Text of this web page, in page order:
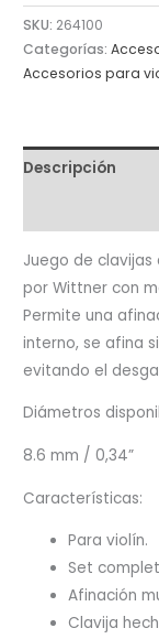
SKU: 264100
Categorías:
Accesorios para
Descripción
Juego de
por Wittner con
Permite una
interno, se afina
evitando el
Diámetros
8.6 mm / 0,34”
Características:
Para violín.
Set
Afinación
Clavija